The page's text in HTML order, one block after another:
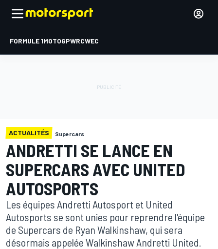
FORMULE 1MOTOGPWRCWEC
ACTUALITÉS Supercars
ANDRETTI SE LANCE EN
SUPERCARS AVEC UNITED
AUTOSPORTS
Les équipes Andretti Autosport et United
Autosports se sont unies pour reprendre l'équipe
de Supercars de Ryan Walkinshaw, qui sera
désormais appelée Walkinshaw Andretti United.